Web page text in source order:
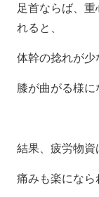
足首ならば、
れると、
体幹の捻れが少
膝が曲がる様に
結果、疲労物資
痛みも楽になら